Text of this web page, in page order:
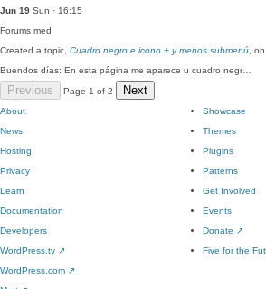
Jun 19 Sun · 16:15
Forums med
Created a topic, Cuadro negro e icono + y menos submenú ,
Buendos días: En esta página me aparece u cuadro negr…
Previous Page 1 of 2 Next
About
News
Hosting
Privacy
Showcase
Themes
Plugins
Patterns
Learn
Documentation
Developers
WordPress.tv ↗
Get Involved
Events
Donate ↗
Five for the
WordPress.com ↗